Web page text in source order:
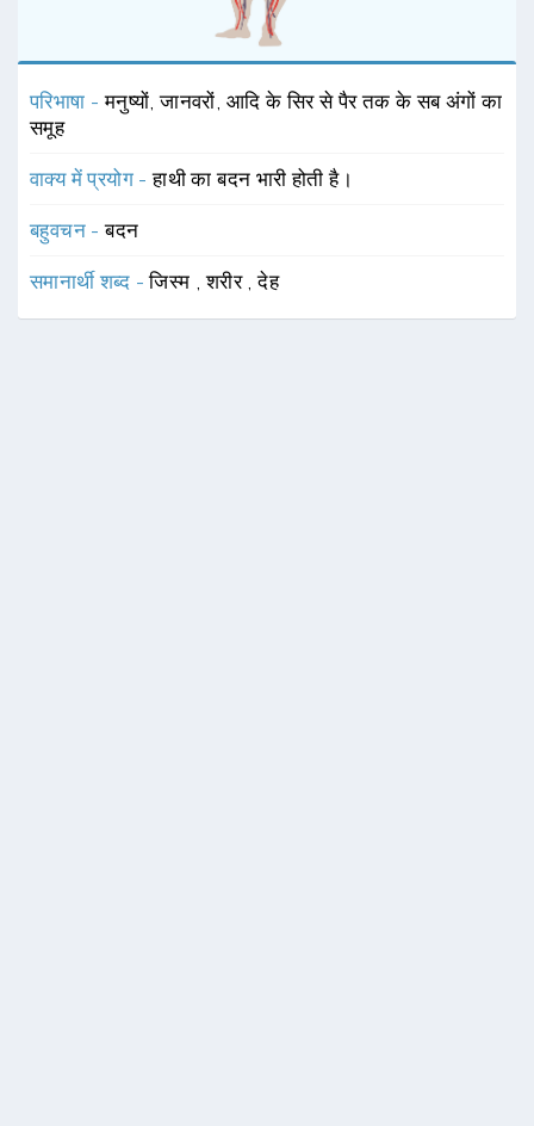
परिभाषा -मनुष्यों, जानवरों, आदि के सिर से पैर तक के सब अंगों का
समूह
वाक्य में प्रयोग -हाथी का बदन भारी होती है।
बहुवचन -बदन
समानार्थी शब्द -जिस्म ,शरीर ,देह